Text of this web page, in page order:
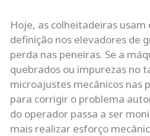
Hoje, as colheitadeiras
definição nos elevadores de
perda nas peneiras. Se a
quebrados ou impurezas no
microajustes mecânicos nas
para corrigir o problema
do operador passa a ser
mais realizar esforço